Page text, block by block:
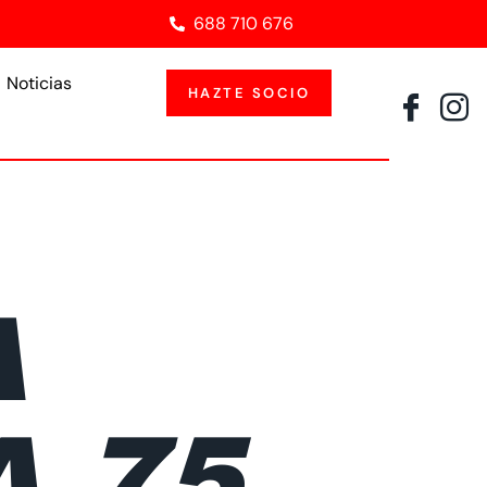
688 710 676
Noticias HAZTE SOCIO